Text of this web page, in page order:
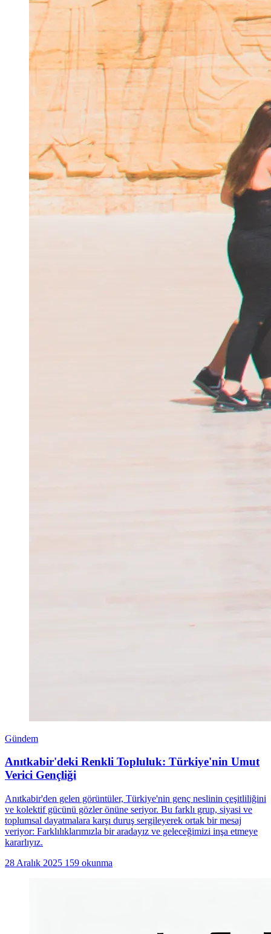
Gündem
Anıtkabir'deki Renkli Topluluk: Türkiye'nin Umut
Verici Gençliği
Anıtkabir'den gelen görüntüler, Türkiye'nin genç neslinin çeşitliliğini
ve kolektif gücünü gözler önüne seriyor. Bu farklı grup, siyasi ve
toplumsal dayatmalara karşı duruş sergileyerek ortak bir mesaj
veriyor: Farklılıklarımızla bir aradayız ve geleceğimizi inşa etmeye
kararlıyız.
28 Aralık 2025 159 okunma